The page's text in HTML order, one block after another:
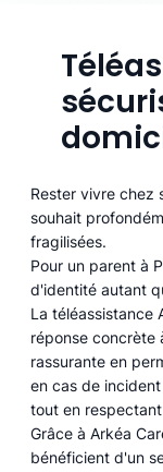
Rester vivre chez
souhait
fragilisées.
Pour un parent à
d'identité autant
La téléassistance
réponse concrète
rassurante en
en cas de
tout en
Grâce à Arkéa
bénéficient d'un